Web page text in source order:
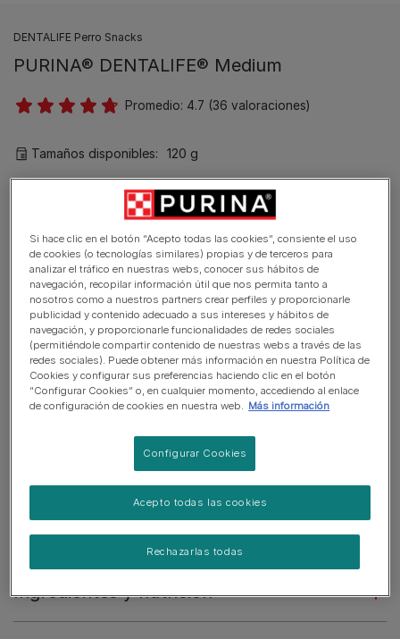
DENTALIFE Perro Snacks
PURINA® DENTALIFE® Medium
Promedio: 4.7 (36 valoraciones)
Tamaños disponibles: 120 g
La salud dental es importante para el bienestar de tu
Está científicamente probado que dando un sabroso
stick Purina® Dentalife cada día, puedes ayudar a
reducir la placa, la acumulación de sarro y apoyar la
salud de las encías de tu perro.
Su única textura suave y esponjosa está diseñada
para promover una acción de limpieza suave y
eficaz, incluso para los dientes difíciles de alcanzar.
¡Y su gran sabor ayudará a crear una agradable
rutina dental diaria para tu perro!
Descripción del producto
Ingredientes y nutrición
Si hace clic en el botón “Acepto todas las cookies”, consiente el uso
de cookies (o tecnologías similares) propias y de terceros para
analizar el tráfico en nuestras webs, conocer sus hábitos de
navegación, recopilar información útil que nos permita tanto a
nosotros como a nuestros partners crear perfiles y proporcionarle
publicidad y contenido adecuado a sus intereses y hábitos de
navegación, y proporcionarle funcionalidades de redes sociales
(permitiéndole compartir contenido de nuestras webs a través de las
redes sociales). Puede obtener más información en nuestra Política de
Cookies y configurar sus preferencias haciendo clic en el botón
“Configurar Cookies” o, en cualquier momento, accediendo al enlace
de configuración de cookies en nuestra web. Más información
Configurar Cookies
Rechazarlas todas
Acepto todas las cookies